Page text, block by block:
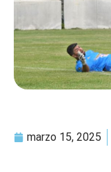
marzo 15, 2025